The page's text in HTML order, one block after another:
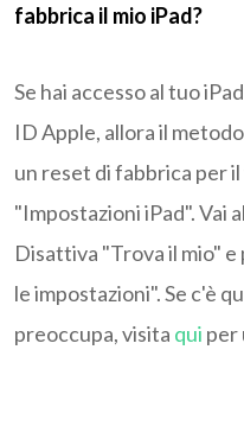
fabbrica il mio iPad?
Se hai accesso al tuo
ID Apple, allora il
un reset di fabbrica per
"Impostazioni iPad". Vai
Disattiva "Trova il mio"
le impostazioni". Se c'è
preoccupa, visita qui per